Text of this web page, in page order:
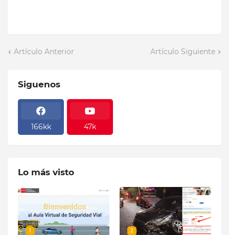
Artículo Anterior Artículo Siguiente
Siguenos
166kk 47k
Lo más visto
1 2